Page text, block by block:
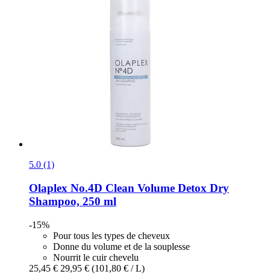
5.0 (1)
Olaplex No.4D Clean Volume Detox Dry
Shampoo, 250 ml
-15%
Pour tous les types de cheveux
Donne du volume et de la souplesse
Nourrit le cuir chevelu
25,45 € 29,95 € (101,80 € / L)